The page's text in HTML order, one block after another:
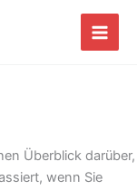
Überblick darüber,
wenn Sie